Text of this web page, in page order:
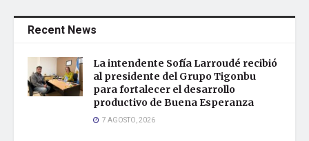
Recent News
La intendente Sofía Larroudé recibió
al presidente del Grupo Tigonbu
para fortalecer el desarrollo
productivo de Buena Esperanza
7 AGOSTO, 2026